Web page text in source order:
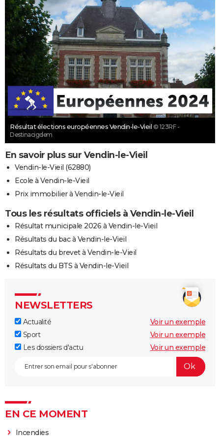
Résultat élections européennes Vendin-le-Vieil © 123RF -
Destinacigdem
En savoir plus sur Vendin-le-Vieil
Vendin-le-Vieil (62880)
Ecole à Vendin-le-Vieil
Prix immobilier à Vendin-le-Vieil
Tous les résultats officiels à Vendin-le-Vieil
Résultat municipale 2026 à Vendin-le-Vieil
Résultats du bac à Vendin-le-Vieil
Résultats du brevet à Vendin-le-Vieil
Résultats du BTS à Vendin-le-Vieil
NEWSLETTERS
Actualité
Voir un exemple
Sport
Voir un exemple
Les dossiers d'actu
Voir un exemple
EN CE MOMENT
Incendies